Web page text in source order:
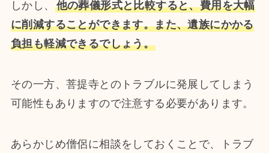
しかし、 他の葬儀形式と比較すると、費用を大幅
に削減することができます。また、遺族にかかる
負担も軽減できるでしょう。
その一方、菩提寺とのトラブルに発展してしまう
可能性もありますので注意する必要があります。
あらかじめ僧侶に相談をしておくことで、トラブ